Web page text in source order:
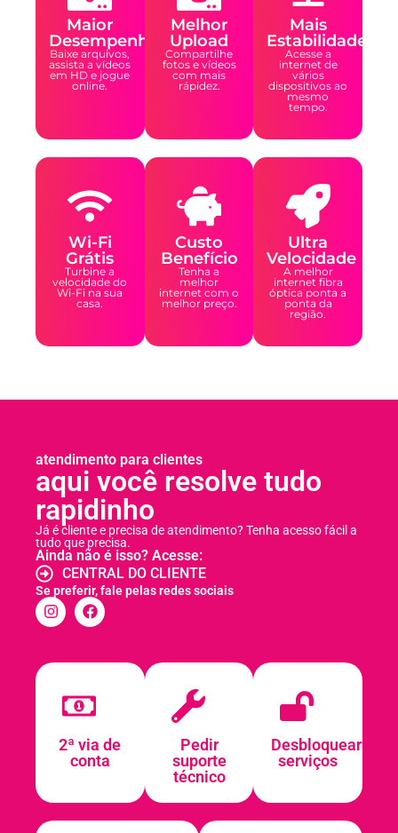
Maior
Desempenho
Baixe arquivos,
assista a vídeos
em HD e jogue
online.
Melhor
Upload
Compartilhe
fotos e vídeos
com mais
rápidez.
Mais
Estabilidade
Acesse a
internet de
vários
dispositivos ao
mesmo
tempo.
Wi-Fi
Grátis
Turbine a
velocidade do
Wi-Fi na sua
casa.
Custo
Benefício
Tenha a
melhor
internet com o
melhor preço.
Ultra
Velocidade
A melhor
internet fibra
óptica ponta a
ponta da
região.
atendimento para clientes
aqui você resolve tudo
rapidinho
Já é cliente e precisa de atendimento? Tenha acesso fácil a
tudo que precisa.
Ainda não é isso? Acesse:
CENTRAL DO CLIENTE
Se preferir, fale pelas redes sociais
2ª via de
conta
Pedir
suporte
técnico
Desbloquear
serviços